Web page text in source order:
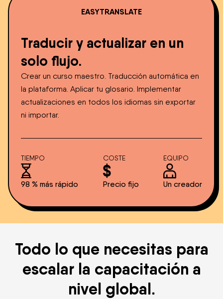
EASYTRANSLATE
Traducir y actualizar en un
solo flujo.
Crear un curso maestro. Traducción automática en
la plataforma. Aplicar tu glosario. Implementar
actualizaciones en todos los idiomas sin exportar
ni importar.
TIEMPO
98 % más rápido
COSTE
Precio fijo
EQUIPO
Un creador
Todo lo que necesitas para
escalar la capacitación a
nivel global.